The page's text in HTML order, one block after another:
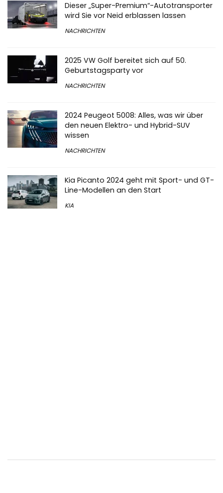
Dieser „Super-Premium“-Autotransporter
wird Sie vor Neid erblassen lassen
NACHRICHTEN
2025 VW Golf bereitet sich auf 50.
Geburtstagsparty vor
NACHRICHTEN
2024 Peugeot 5008: Alles, was wir über
den neuen Elektro- und Hybrid-SUV
wissen
NACHRICHTEN
Kia Picanto 2024 geht mit Sport- und GT-
Line-Modellen an den Start
KIA